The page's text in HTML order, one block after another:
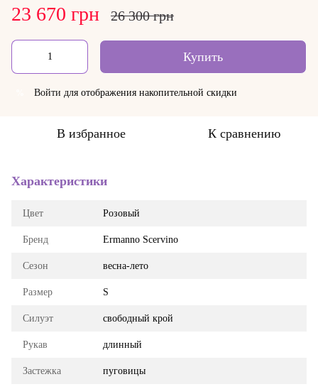
23 670 грн 26 300 грн
Купить
Войти для отображения накопительной скидки
В избранное К сравнению
Характеристики
Цвет Розовый
Бренд Ermanno Scervino
Сезон весна-лето
Размер S
Силуэт свободный крой
Рукав длинный
Застежка пуговицы